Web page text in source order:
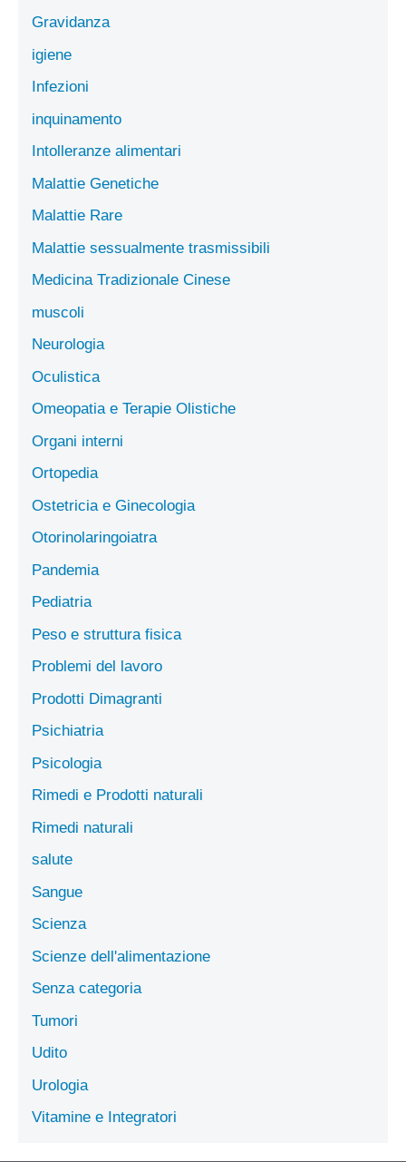
Gravidanza
igiene
Infezioni
inquinamento
Intolleranze alimentari
Malattie Genetiche
Malattie Rare
Malattie sessualmente trasmissibili
Medicina Tradizionale Cinese
muscoli
Neurologia
Oculistica
Omeopatia e Terapie Olistiche
Organi interni
Ortopedia
Ostetricia e Ginecologia
Otorinolaringoiatra
Pandemia
Pediatria
Peso e struttura fisica
Problemi del lavoro
Prodotti Dimagranti
Psichiatria
Psicologia
Rimedi e Prodotti naturali
Rimedi naturali
salute
Sangue
Scienza
Scienze dell'alimentazione
Senza categoria
Tumori
Udito
Urologia
Vitamine e Integratori